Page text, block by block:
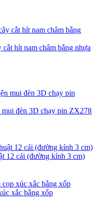
hít nam châm bằng nhựa
đèn 3D chạy pin ZX278
12 cái (đường kính 3 cm)
xắc bằng xốp